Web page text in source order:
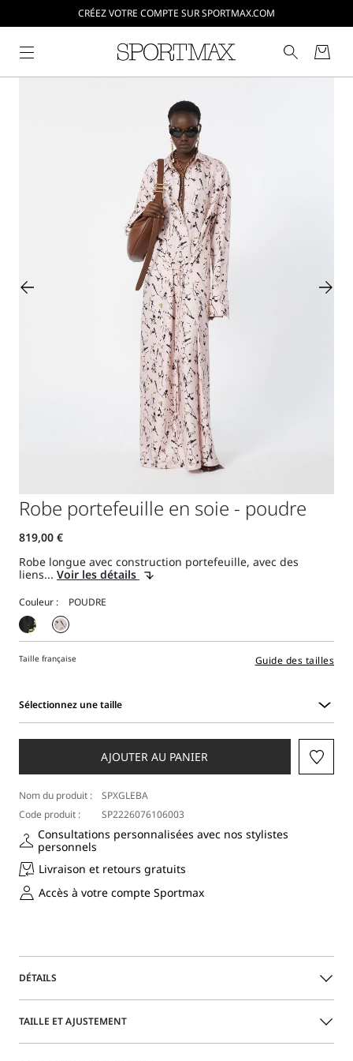
CRÉEZ VOTRE COMPTE SUR SPORTMAX.COM
Robe portefeuille en soie - poudre
Robe longue avec construction portefeuille, avec des
liens... Voir les détails
Couleur :
Taille française Guide des tailles
Sélectionnez une taille
une
AJOUTER AU PANIER
Nom du produit :
SPXGLEBA
Code produit :
SP2226076106003
Consultations personnalisées avec nos stylistes
personnels
Livraison et retours gratuits
Accès à votre compte Sportmax
DÉTAILS
Robe longue avec construction portefeuille, avec des liens
chemise avec boutonnage dissimulé jusqu’à la taille.
TAILLE ET AJUSTEMENT